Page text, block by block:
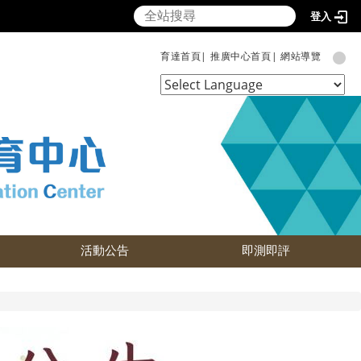
登入
育達首頁| 推廣中心首頁| 網站導覽
Translate
活動公告 即測即評